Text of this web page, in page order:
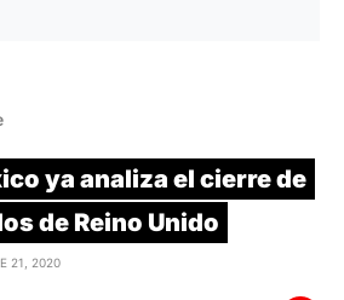
ya analiza el cierre de
de Reino Unido
21, 2020